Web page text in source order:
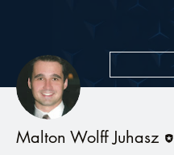
Malton Wolff Juhasz